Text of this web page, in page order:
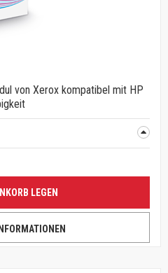
von Xerox kompatibel mit HP
LEGEN